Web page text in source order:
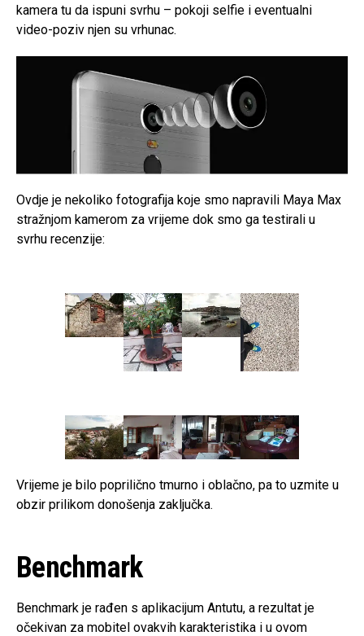
kamera tu da ispuni svrhu – pokoji selfie i eventualni
video-poziv njen su vrhunac.
Ovdje je nekoliko fotografija koje smo napravili Maya Max
stražnjom kamerom za vrijeme dok smo ga testirali u
svrhu recenzije:
Vrijeme je bilo poprilično tmurno i oblačno, pa to uzmite u
obzir prilikom donošenja zaključka.
Benchmark
Benchmark je rađen s aplikacijum Antutu, a rezultat je
očekivan za mobitel ovakvih karakteristika i u ovom